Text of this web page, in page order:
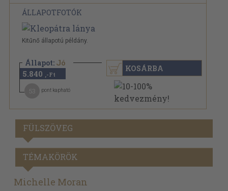
ÁLLAPOTFOTÓK
Kitűnő állapotú példány.
Állapot: Jó
5.840 ,-Ft
pont kapható
KOSÁRBA
FÜLSZÖVEG
TÉMAKÖRÖK
Michelle Moran